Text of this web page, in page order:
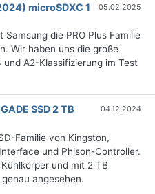
microSDXC 1
05.02.2025
die PRO Plus Familie
Wir haben uns die große
A2-Klassifizierung im Test
SSD 2 TB
04.12.2024
Familie von Kingston,
und Phison-Controller.
und mit 2 TB
angesehen.